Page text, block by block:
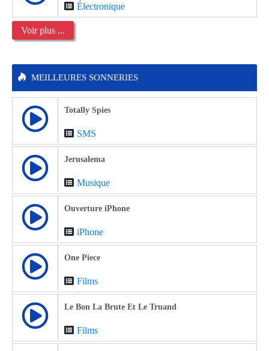
Électronique
Voir plus ...
MEILLEURES SONNERIES
Totally Spies
SMS
Jerusalema
Musique
Ouverture iPhone
iPhone
One Piece
Films
Le Bon La Brute Et Le Truand
Films